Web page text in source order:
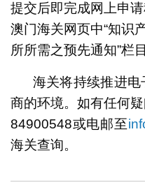
提交后即完成网上申
澳门海关网页中“知识
所所需之预先通知”栏
海关将持续推进
商的环境。如有任何
84900548或电邮至
海关查询。